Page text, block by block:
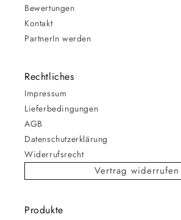
Bewertungen
Kontakt
PartnerIn werden
Rechtliches
Impressum
Lieferbedingungen
AGB
Datenschutzerklärung
Widerrufsrecht
Vertrag widerrufen
Produkte